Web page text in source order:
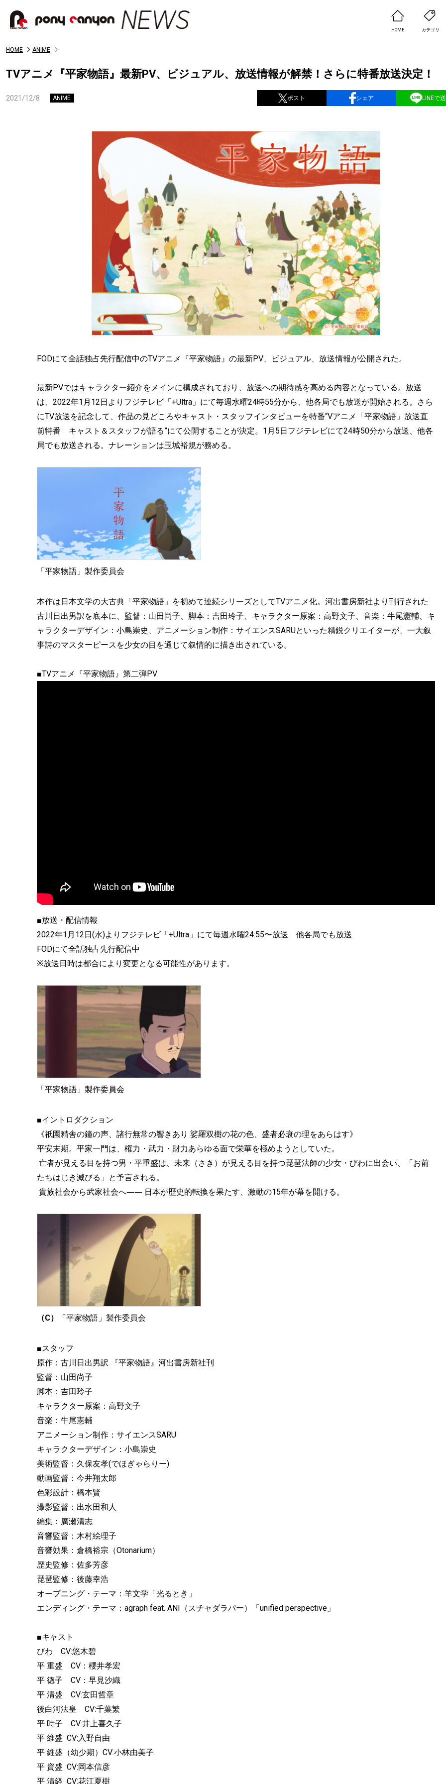
HOME カテゴリ
HOME ANIME
TVアニメ『平家物語』最新PV、ビジュアル、放送情報が解禁！さらに特番放送決定！
2021/12/8 ANIME ポスト シェア LINEで
FODにて全話独占先行配信中のTVアニメ『平家物語』の最新PV、ビジュアル、放送情報が公開された。
最新PVではキャラクター紹介をメインに構成されており、放送への期待感を高める内容となっている。放送
は、2022年1月12日よりフジテレビ「+Ultra」にて毎週水曜24時55分から、他各局でも放送が開始される。さら
にTV放送を記念して、作品の見どころやキャスト・スタッフインタビューを特番“Vアニメ「平家物語」放送直
前特番 キャスト＆スタッフが語る”にて公開することが決定。1月5日フジテレビにて24時50分から放送、他各
局でも放送される。ナレーションは玉城裕規が務める。
「平家物語」製作委員会
本作は日本文学の大古典「平家物語」を初めて連続シリーズとしてTVアニメ化。河出書房新社より刊行された
古川日出男訳を底本に、監督：山田尚子、脚本：吉田玲子、キャラクター原案：高野文子、音楽：牛尾憲輔、キ
ャラクターデザイン：小島崇史、アニメーション制作：サイエンスSARUといった精鋭クリエイターが、一大叙
事詩のマスターピースを少女の目を通じて叙情的に描き出されている。
■TVアニメ『平家物語』第二弾PV
■放送・配信情報
2022年1月12日(水)よりフジテレビ「+Ultra」にて毎週水曜24:55〜放送 他各局でも放送
FODにて全話独占先行配信中
※放送日時は都合により変更となる可能性があります。
「平家物語」製作委員会
■イントロダクション
《祇園精舎の鐘の声、諸行無常の響きあり 娑羅双樹の花の色、盛者必衰の理をあらはす》
平安末期。平家一門は、権力・武力・財力あらゆる面で栄華を極めようとしていた。
亡者が見える目を持つ男・平重盛は、未来（さき）が見える目を持つ琵琶法師の少女・びわに出会い、「お前
たちはじき滅びる」と予言される。
貴族社会から武家社会へ―― 日本が歴史的転換を果たす、激動の15年が幕を開ける。
（C） 「平家物語」製作委員会
■スタッフ
原作：古川日出男訳 『平家物語』河出書房新社刊
監督：山田尚子
脚本：吉田玲子
キャラクター原案：高野文子
音楽：牛尾憲輔
アニメーション制作：サイエンスSARU
キャラクターデザイン：小島崇史
美術監督：久保友孝(でほぎゃらりー)
動画監督：今井翔太郎
色彩設計：橋本賢
撮影監督：出水田和人
編集：廣瀬清志
音響監督：木村絵理子
音響効果：倉橋裕宗（Otonarium）
歴史監修：佐多芳彦
琵琶監修：後藤幸浩
オープニング・テーマ：羊文学「光るとき」
エンディング・テーマ：agraph feat. ANI（スチャダラパー）「unified perspective」
■キャスト
びわ CV:悠木碧
平 重盛 CV：櫻井孝宏
平 徳子 CV：早見沙織
平 清盛 CV:玄田哲章
後白河法皇 CV:千葉繁
平 時子 CV:井上喜久子
平 維盛 CV:入野自由
平 維盛（幼少期）CV:小林由美子
平 資盛 CV:岡本信彦
平 清経 CV:花江夏樹